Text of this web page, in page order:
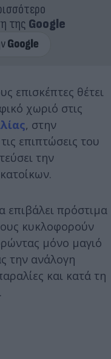
της Google
επισκέπτες θέτει
χωριό στις
, στην
επιπτώσεις του
την
πρόστιμα
κυκλοφορούν
μόνο μαγιό
την ανάλογη
και κατά τη